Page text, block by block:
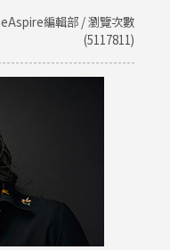
編輯部 / 瀏覽次數
(5117811)